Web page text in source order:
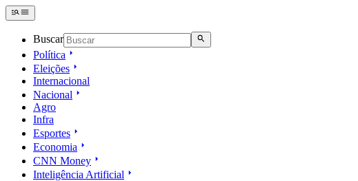
Buscar
Política
Eleições
Internacional
Nacional
Agro
Infra
Esportes
Economia
CNN Money
Inteligência Artificial